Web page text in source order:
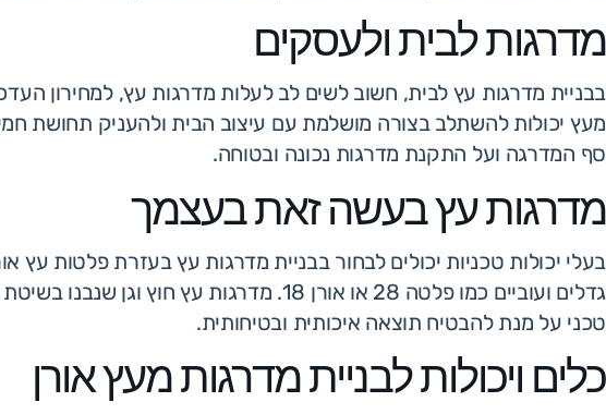
מדרגות לבית ולעסקים
בבניית מדרגות עץ לבית, חשוב לשים לב לעלות מדרגות עץ, למחירון
מעץ יכולות להשתלב בצורה מושלמת עם עיצוב הבית ולהעניק תחושת
סף המדרגה ועל התקנת מדרגות נכונה ובטוחה.
מדרגות עץ בעשה זאת בעצמך
גדלים ועוביים כמו פלטה 28 או אורן 18. מדרגות
טכני על מנת להבטיח תוצאה איכותית ובטיחותית.
כלים ויכולות לבניית מדרגות מעץ אורן